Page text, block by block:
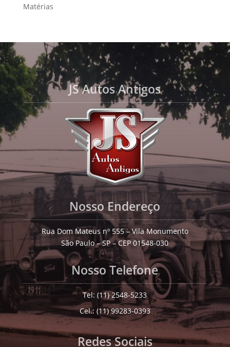
Matérias
JS Autos Antigos
Nosso Endereço
Rua Dom Mateus nº 555 – Vila Monumento
São Paulo – SP – CEP 01548-030
Nosso Telefone
Tel: (11) 2548-5233
Cel.: (11) 99283-0393
Redes Sociais